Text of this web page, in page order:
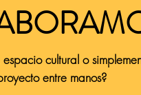
cultural o
entre manos?